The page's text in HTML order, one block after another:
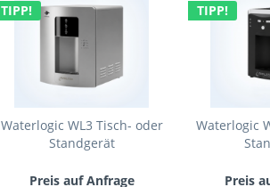
TIPP!
Waterlogic WL3 Tisch- oder
Standgerät
Preis auf Anfrage
TIPP!
Waterlogic
Preis